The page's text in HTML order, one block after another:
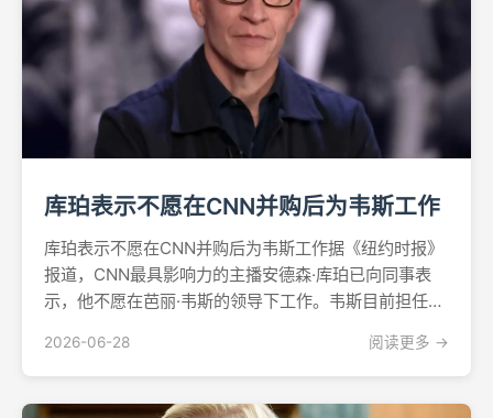
库珀表示不愿在CNN并购后为韦斯工作
库珀表示不愿在CNN并购后为韦斯工作据《纽约时报》
报道，CNN最具影响力的主播安德森·库珀已向同事表
示，他不愿在芭丽·韦斯的领导下工作。韦斯目前担任
购交易在未来数周内完成，她预计将获得对CNN的编辑
监管权。库珀的立场，在这一美国收视率最高的新闻
网...
2026-06-28 阅读更多 →